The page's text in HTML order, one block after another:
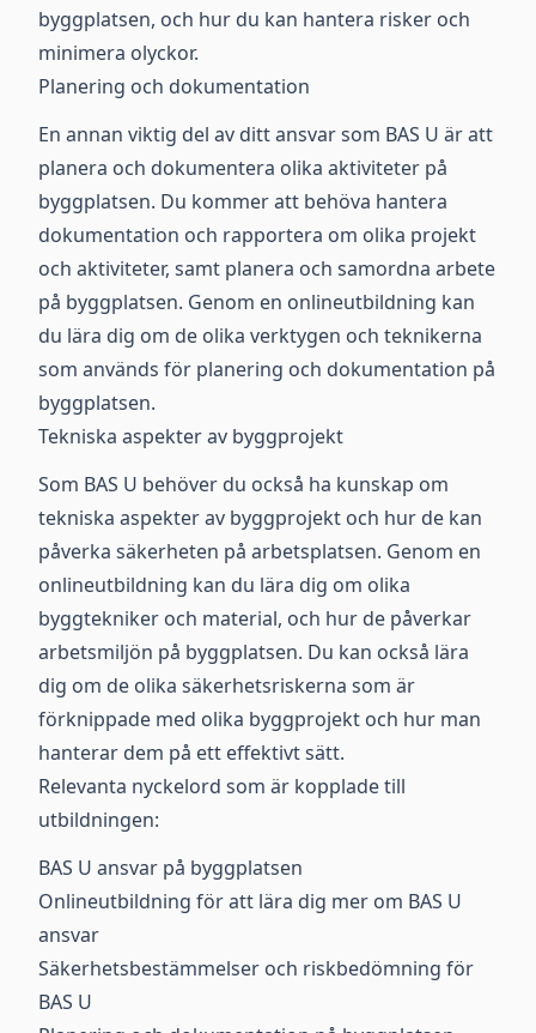
byggplatsen, och hur du kan hantera risker och
minimera olyckor.
Planering och dokumentation
En annan viktig del av ditt ansvar som BAS U är att
planera och dokumentera olika aktiviteter på
byggplatsen. Du kommer att behöva hantera
dokumentation och rapportera om olika projekt
och aktiviteter, samt planera och samordna arbete
på byggplatsen. Genom en onlineutbildning kan
du lära dig om de olika verktygen och teknikerna
som används för planering och dokumentation på
byggplatsen.
Tekniska aspekter av byggprojekt
Som BAS U behöver du också ha kunskap om
tekniska aspekter av byggprojekt och hur de kan
påverka säkerheten på arbetsplatsen. Genom en
onlineutbildning kan du lära dig om olika
byggtekniker och material, och hur de påverkar
arbetsmiljön på byggplatsen. Du kan också lära
dig om de olika säkerhetsriskerna som är
förknippade med olika byggprojekt och hur man
hanterar dem på ett effektivt sätt.
Relevanta nyckelord som är kopplade till
utbildningen:
BAS U ansvar på byggplatsen
Onlineutbildning för att lära dig mer om BAS U
ansvar
Säkerhetsbestämmelser och riskbedömning för
BAS U